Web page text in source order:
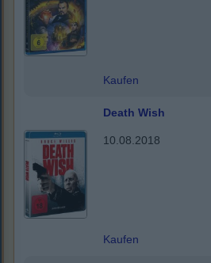
Kaufen
Death Wish
10.08.2018
Kaufen